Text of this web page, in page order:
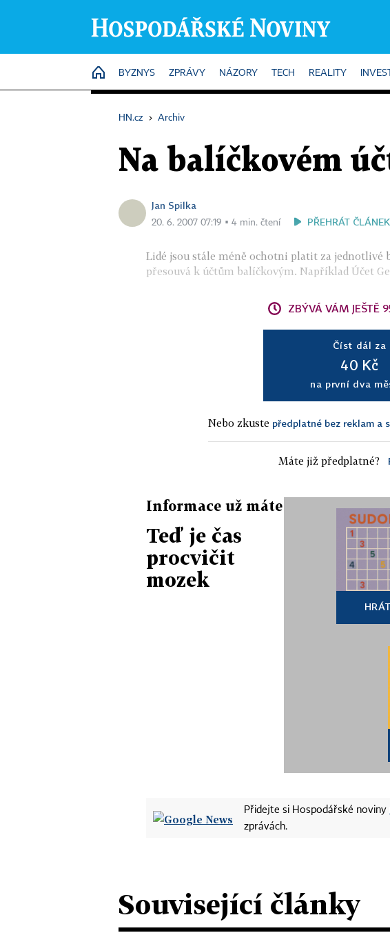
HOME
BYZNYS ZPRÁVY NÁZORY TECH REALITY
HN.cz › Archiv
Na balíčkovém
Jan Spilka
20. 6. 2007 07:19 ▪ 4 min. čtení PŘEHRÁT ČLÁNEK
Lidé jsou stále méně ochotni platit za jednotlivé
přesouvá k účtům balíčkovým. Například Účet
ZBÝVÁ VÁM JEŠTĚ
Číst dál za
40 Kč
na první dva
Nebo zkuste předplatné bez reklam a
Máte již předplatné?
Informace už máte
Teď je čas
procvičit
mozek
HRÁT
Přidejte si Hospodářské noviny
zprávách.
Související články